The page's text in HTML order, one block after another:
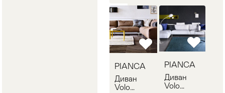
D9DL16B
D9DU167
+
D9DU990
PIANCA
Диван
Volo
PIANCA
Диван
Volo